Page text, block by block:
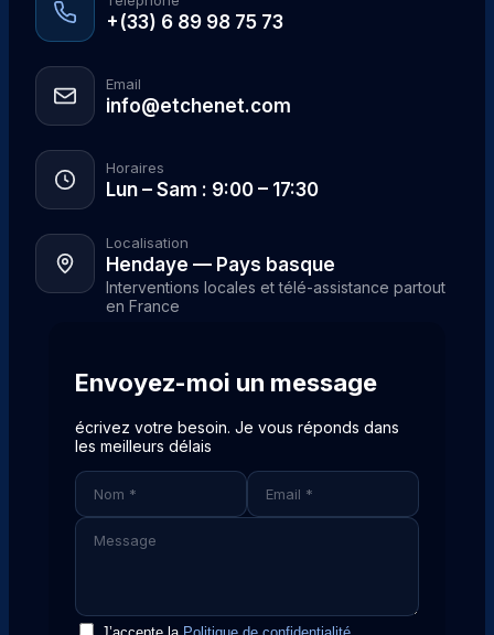
+(33) 6 89 98 75 73
Email
info@etchenet.com
Horaires
Lun – Sam : 9:00 – 17:30
Localisation
Hendaye — Pays basque
Interventions locales et télé-assistance partout
en France
Envoyez-moi un message
écrivez votre besoin. Je vous réponds dans
les meilleurs délais